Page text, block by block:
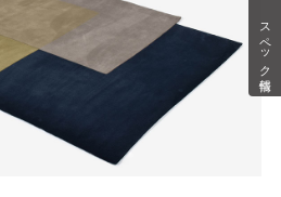
スペック情報